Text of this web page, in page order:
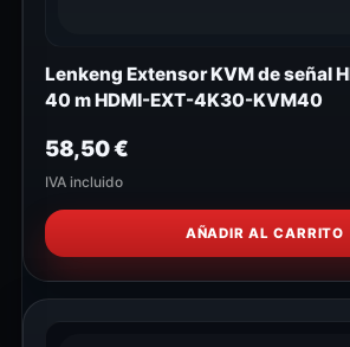
Lenkeng Extensor KVM de señal
40 m HDMI-EXT-4K30-KVM40
58,50€
IVA incluido
AÑADIR AL CARRITO